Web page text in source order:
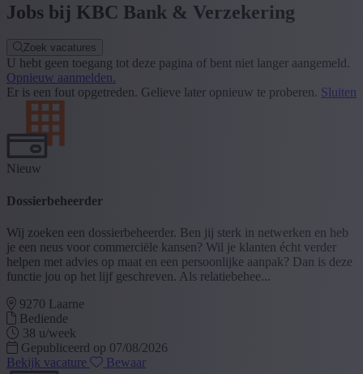
Jobs bij KBC Bank & Verzekering
Zoek vacatures
U hebt geen toegang tot deze pagina of bent niet langer aangemeld.
Opnieuw aanmelden.
Er is een fout opgetreden. Gelieve later opnieuw te proberen. Sluiten
Nieuw
Dossierbeheerder
Wij zoeken een dossierbeheerder. Ben jij sterk in netwerken en heb
je een neus voor commerciële kansen? Wil je klanten écht verder
helpen met advies op maat en een persoonlijke aanpak? Dan is deze
functie jou op het lijf geschreven. Als relatiebehee...
9270 Laarne
Bediende
38 u/week
Gepubliceerd op 07/08/2026
Bekijk vacature
Bewaar